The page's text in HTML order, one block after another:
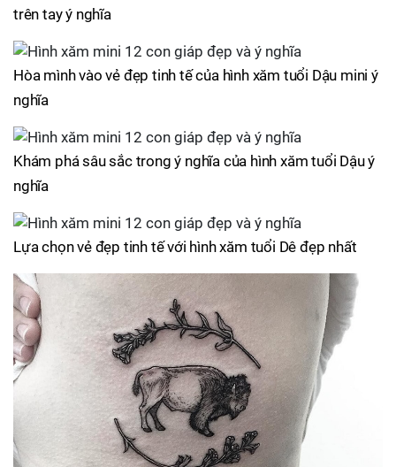
trên tay ý nghĩa
Hòa mình vào vẻ đẹp tinh tế của hình xăm tuổi Dậu mini ý
nghĩa
Khám phá sâu sắc trong ý nghĩa của hình xăm tuổi Dậu ý
nghĩa
Lựa chọn vẻ đẹp tinh tế với hình xăm tuổi Dê đẹp nhất